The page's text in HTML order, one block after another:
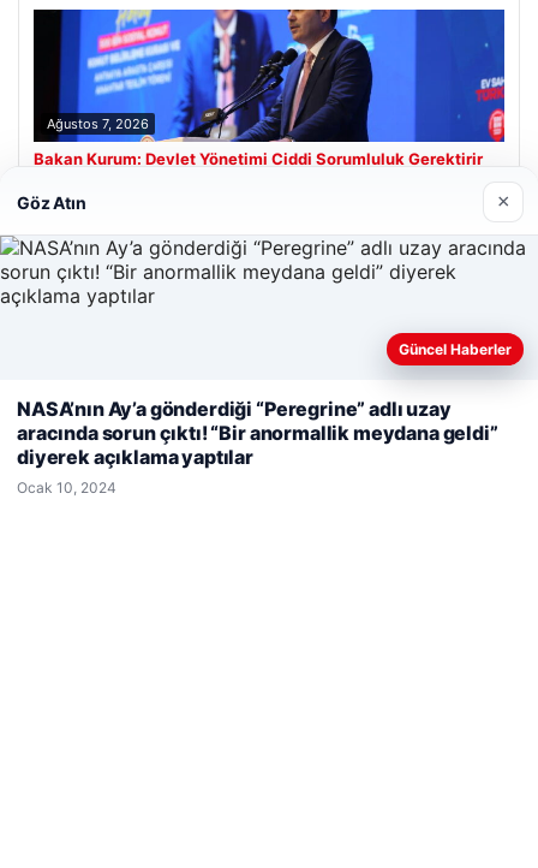
Ağustos 7, 2026
Bakan Kurum: Devlet Yönetimi Ciddi Sorumluluk Gerektirir
Son Eklenen Firmalar
Prenses Night Club
deneyiminizi kişiselleştirmek ve geliştirmek amacıyla çerezler
kullanıyoruz.Çerez Politikamız
Kabul Et
Göz Atın ×
Güncel Haberler
NASA’nın Ay’a gönderdiği “Peregrine” adlı uzay
aracında sorun çıktı! “Bir anormallik meydana geldi”
diyerek açıklama yaptılar
Ocak 10, 2024